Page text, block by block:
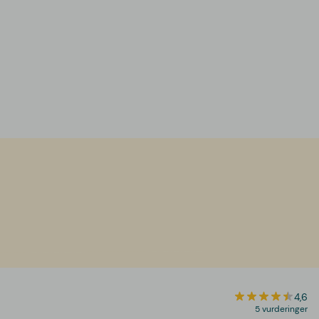
4,6
5 vurderinger